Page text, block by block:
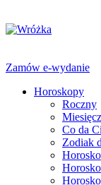
Zamów e-wydanie
Horoskopy
Roczny
Co da
Zodiak